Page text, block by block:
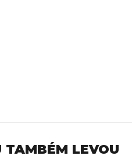
TAMBÉM LEVOU